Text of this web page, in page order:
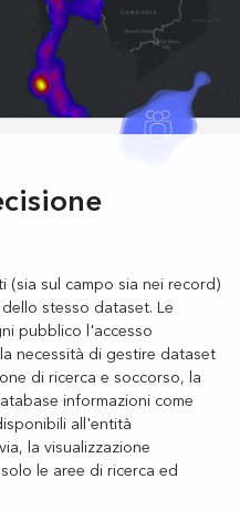
sul campo sia nei record)
stesso dataset. Le
pubblico l'accesso
necessità di gestire dataset
di ricerca e soccorso, la
informazioni come
all'entità
la visualizzazione
le aree di ricerca ed